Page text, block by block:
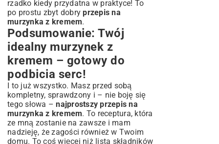
rzadko kiedy przydatna w praktyce! To
po prostu zbyt dobryprzepis na
murzynka z kremem.
Podsumowanie: Twój
idealny murzynek z
kremem – gotowy do
podbicia serc!
I to już wszystko. Masz przed sobą
kompletny, sprawdzony i – nie boję się
tego słowa –najprostszy przepis na
murzynka z kremem. To receptura, która
ze mną zostanie na zawsze i mam
nadzieję, że zagości również w Twoim
domu. To coś więcej niż lista składników